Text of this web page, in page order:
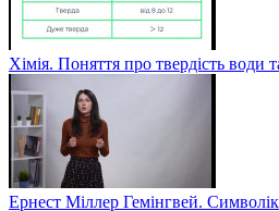
Хімія. Поняття про твердість води
Ернест Міллер Гемінгвей.